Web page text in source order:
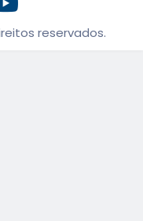
reservados.